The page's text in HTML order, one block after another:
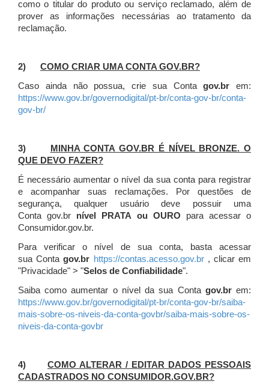
como o titular do produto ou serviço reclamado, além de
prover as informações necessárias ao tratamento da
reclamação.
2) COMO CRIAR UMA CONTA GOV.BR?
Caso ainda não possua, crie sua Contagov.br em:
https://www.gov.br/governodigital/pt-br/conta-gov-br/conta-
gov-br/
3)
MINHA CONTA GOV.BR É NÍVEL BRONZE. O
QUE DEVO FAZER?
É necessário aumentar o nível da sua conta para registrar
e acompanhar suas reclamações. Por questões de
segurança, qualquer usuário deve possuir uma
Conta gov.br nível PRATA ou OURO para acessar o
Consumidor.gov.br.
Para verificar o nível de sua conta, basta acessar
sua Contagov.br https://contas.acesso.gov.br, clicar em
"Privacidade" > "Selos de Confiabilidade".
Saiba como aumentar o nível da sua Conta gov.brem:
https://www.gov.br/governodigital/pt-br/conta-gov-br/saiba-
mais-sobre-os-niveis-da-conta-govbr/saiba-mais-sobre-os-
niveis-da-conta-govbr
4) COMO ALTERAR / EDITAR DADOS PESSOAIS
CADASTRADOS NO CONSUMIDOR.GOV.BR?